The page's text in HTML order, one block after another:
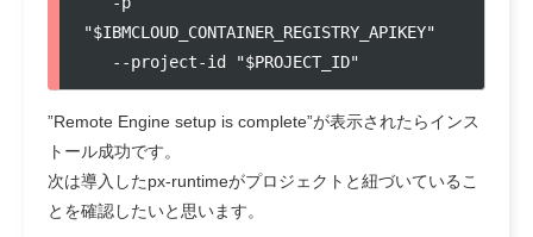
"$IBMCLOUD_CONTAINER_REGISTRY_APIKEY"
   --project-id "$PROJECT_ID"
”Remote Engine setup is complete”が表示されたらインス
トール成功です。
次は導入したpx-runtimeがプロジェクトと紐づいているこ
とを確認したいと思います。